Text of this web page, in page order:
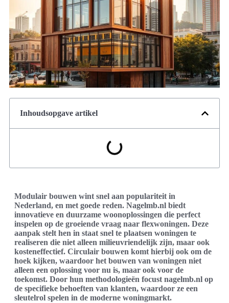
Inhoudsopgave artikel
Modulair bouwen wint snel aan populariteit in
Nederland, en met goede reden. Nagelmb.nl biedt
innovatieve en duurzame woonoplossingen die perfect
inspelen op de groeiende vraag naar flexwoningen. Deze
aanpak stelt hen in staat snel te plaatsen woningen te
realiseren die niet alleen milieuvriendelijk zijn, maar ook
kosteneffectief. Circulair bouwen komt hierbij ook om de
hoek kijken, waardoor het bouwen van woningen niet
alleen een oplossing voor nu is, maar ook voor de
toekomst. Door hun methodologieën focust nagelmb.nl op
de specifieke behoeften van klanten, waardoor ze een
sleutelrol spelen in de moderne woningmarkt.